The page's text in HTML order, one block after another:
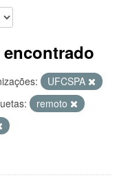
UFCSPA
remoto